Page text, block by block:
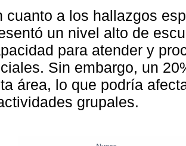
cuanto a los hallazgos
un nivel alto de
para atender y
Sin embargo, un
área, lo que podría
grupales.